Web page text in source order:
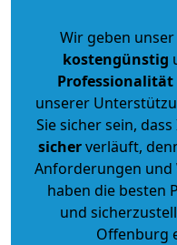
Wir geben
kostengünstig
Professionalität
unserer
Sie sicher sein,
sicherverläuft,
Anforderungen und
haben die besten
und
Offenburg